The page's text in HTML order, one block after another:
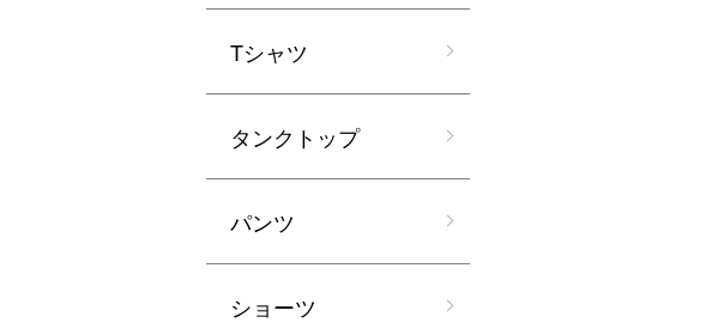
Tシャツ
タンクトップ
パンツ
ショーツ